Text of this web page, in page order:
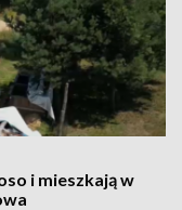
i mieszkają w